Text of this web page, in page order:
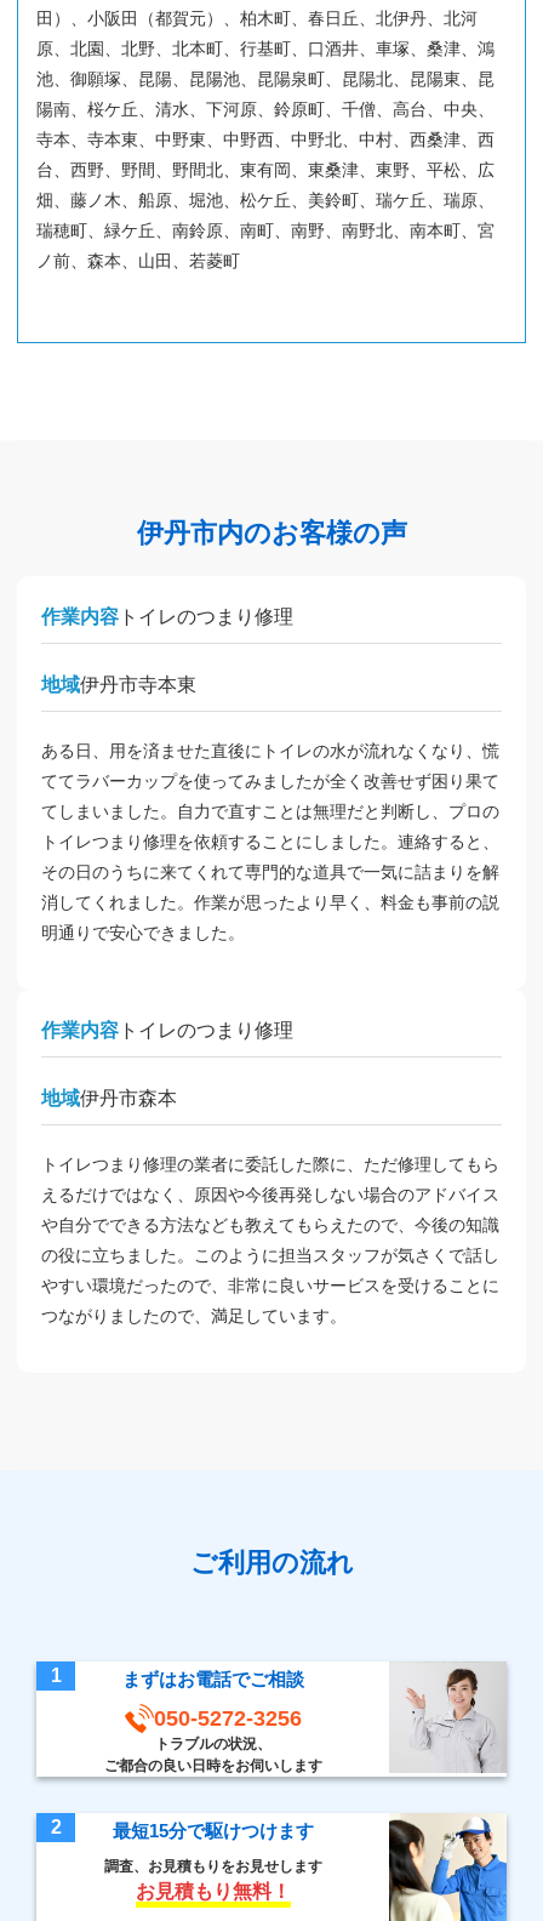
田）、小阪田（都賀元）、柏木町、春日丘、北伊丹、北河
原、北園、北野、北本町、行基町、口酒井、車塚、桑津、鴻
池、御願塚、昆陽、昆陽池、昆陽泉町、昆陽北、昆陽東、昆
陽南、桜ケ丘、清水、下河原、鈴原町、千僧、高台、中央、
寺本、寺本東、中野東、中野西、中野北、中村、西桑津、西
台、西野、野間、野間北、東有岡、東桑津、東野、平松、広
畑、藤ノ木、船原、堀池、松ケ丘、美鈴町、瑞ケ丘、瑞原、
瑞穂町、緑ケ丘、南鈴原、南町、南野、南野北、南本町、宮
ノ前、森本、山田、若菱町
伊丹市内のお客様の声
作業内容 トイレのつまり修理
地域伊丹市寺本東
ある日、用を済ませた直後にトイレの水が流れなくなり、慌
ててラバーカップを使ってみましたが全く改善せず困り果て
てしまいました。自力で直すことは無理だと判断し、プロの
トイレつまり修理を依頼することにしました。連絡すると、
その日のうちに来てくれて専門的な道具で一気に詰まりを解
消してくれました。作業が思ったより早く、料金も事前の説
明通りで安心できました。
作業内容 トイレのつまり修理
地域伊丹市森本
トイレつまり修理の業者に委託した際に、ただ修理してもら
えるだけではなく、原因や今後再発しない場合のアドバイス
や自分でできる方法なども教えてもらえたので、今後の知識
の役に立ちました。このように担当スタッフが気さくで話し
やすい環境だったので、非常に良いサービスを受けることに
つながりましたので、満足しています。
ご利用の流れ
1 まずはお電話でご相談
050-5272-3256
トラブルの状況、
ご都合の良い日時をお伺いします
2 最短15分で駆けつけます
調査、お見積もりをお見せします
お見積もり無料！